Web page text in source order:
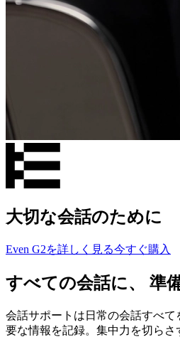
大切な会話のために
Even G2を詳しく見る今すぐ購入
すべての会話に、 準
会話サポートは日常の会話すべ
要な情報を記録。集中力を切らさ